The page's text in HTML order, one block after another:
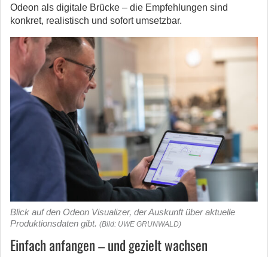
Odeon als digitale Brücke – die Empfehlungen sind
konkret, realistisch und sofort umsetzbar.
Blick auf den Odeon Visualizer, der Auskunft über aktuelle
Produktionsdaten gibt. (Bild: UWE GRUNWALD)
Einfach anfangen – und gezielt wachsen